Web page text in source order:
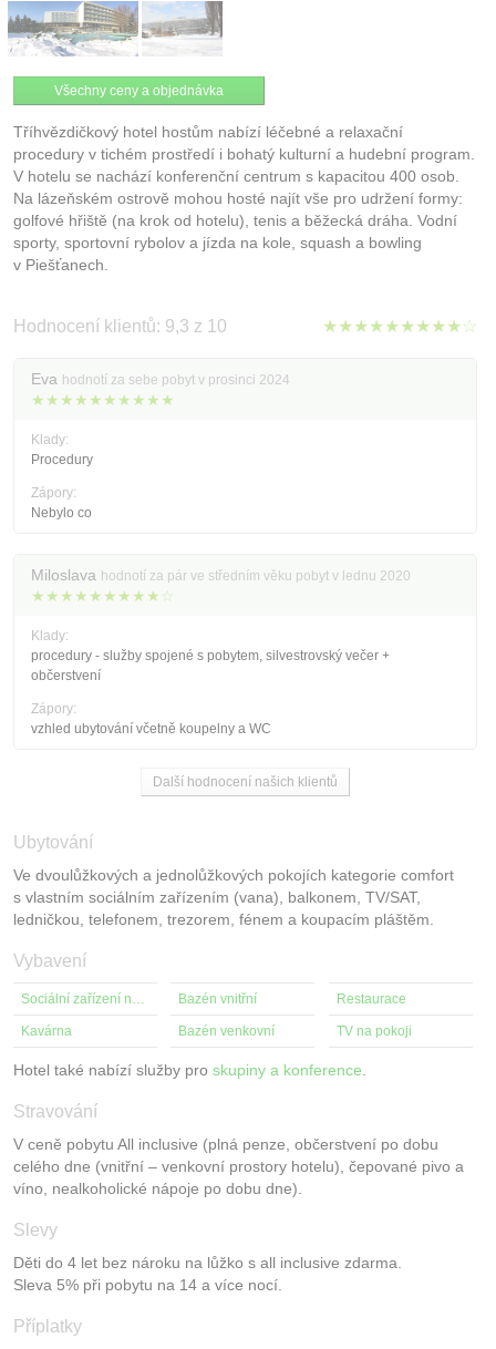
Všechny ceny a objednávka
Tříhvězdičkový hotel hostům nabízí léčebné a relaxační
procedury v tichém prostředí i bohatý kulturní a hudební program.
V hotelu se nachází konferenční centrum s kapacitou 400 osob.
Na lázeňském ostrově mohou hosté najít vše pro udržení formy:
golfové hřiště (na krok od hotelu), tenis a běžecká dráha. Vodní
sporty, sportovní rybolov a jízda na kole, squash a bowling
v Piešťanech.
Hodnocení klientů: 9,3 z 10 ★★★★★★★★★☆
Eva hodnotí za sebe pobyt v prosinci 2024
★★★★★★★★★★
Klady:
Procedury
Zápory:
Nebylo co
Miloslava hodnotí za pár ve středním věku pobyt v lednu 2020
★★★★★★★★★☆
Klady:
procedury - služby spojené s pobytem, silvestrovský večer +
občerstvení
Zápory:
vzhled ubytování včetně koupelny a WC
Další hodnocení našich klientů
Ubytování
Ve dvoulůžkových a jednolůžkových pokojích kategorie comfort
s vlastním sociálním zařízením (vana), balkonem, TV/SAT,
ledničkou, telefonem, trezorem, fénem a koupacím pláštěm.
Vybavení
Sociální zařízení na pokoji Bazén vnitřní Restaurace
Kavárna Bazén venkovní TV na pokoji
Hotel také nabízí služby pro skupiny a konference.
Stravování
V ceně pobytu All inclusive (plná penze, občerstvení po dobu
celého dne (vnitřní – venkovní prostory hotelu), čepované pivo a
víno, nealkoholické nápoje po dobu dne).
Slevy
Děti do 4 let bez nároku na lůžko s all inclusive zdarma.
Sleva 5% při pobytu na 14 a více nocí.
Příplatky